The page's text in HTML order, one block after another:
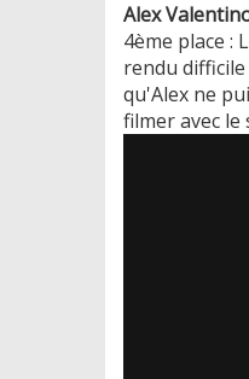
Alex
4ème place :
rendu
qu'Alex ne
filmer avec